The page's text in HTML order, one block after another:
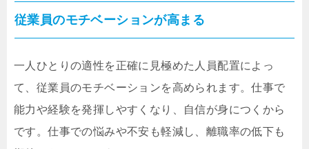
従業員のモチベーションが高まる
一人ひとりの適性を正確に見極めた人員配置によっ
て、従業員のモチベーションを高められます。仕事で
能力や経験を発揮しやすくなり、自信が身につくから
です。仕事での悩みや不安も軽減し、離職率の低下も